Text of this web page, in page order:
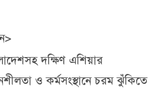
দক্ষিণ এশিয়ার
ও কর্মসংস্থানে চরম ঝুঁকিতে